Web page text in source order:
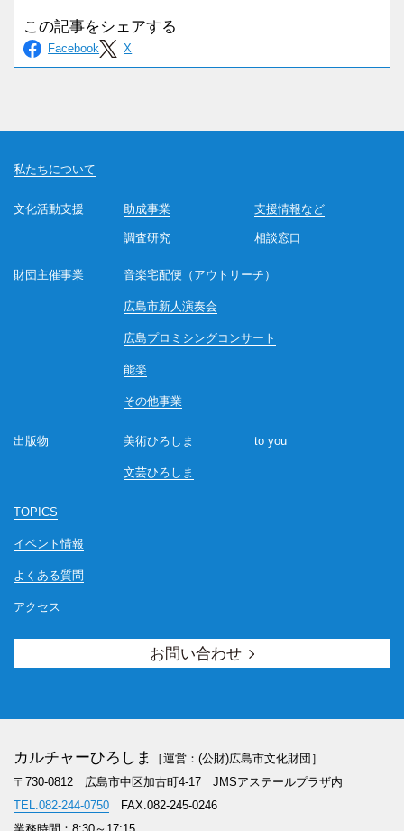
私たちについて
文化活動支援 助成事業
調査研究 相談窓口
支援情報など
財団主催事業 音楽宅配便（アウトリーチ）
広島市新人演奏会
広島プロミシングコンサート
能楽
その他事業
出版物 美術ひろしま
文芸ひろしま
to you
TOPICS
イベント情報
よくある質問
アクセス
お問い合わせ
カルチャーひろしま
［運営：(公財)広島市文化財団］
〒730-0812 広島市中区加古町4-17 JMSアステールプラザ内
TEL.082-244-0750FAX.082-245-0246